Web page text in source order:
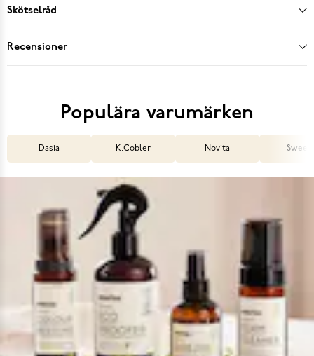
Skötselråd
Recensioner
Populära varumärken
Dasia K.Cobler Novita